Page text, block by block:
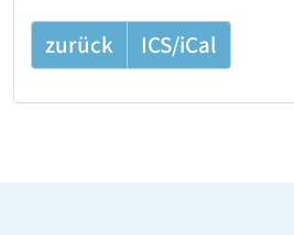
zurück ICS/iCal